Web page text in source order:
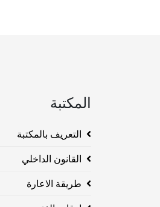
المكتبة
التعريف بالمكتبة
القانون الداخلي
طريقة الاعارة